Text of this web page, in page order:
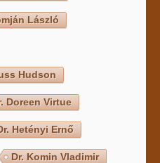
László
Hudson
Doreen Virtue
Hetényi Ernő
Dr. Komin Vladimir